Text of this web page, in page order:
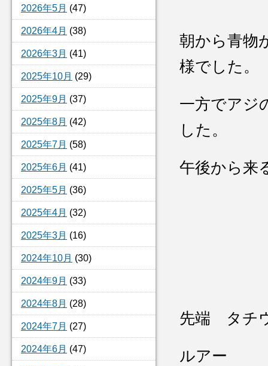
2026年5月 (47)
2026年4月 (38)
2026年3月 (41)
2025年10月 (29)
2025年9月 (37)
2025年8月 (42)
2025年7月 (58)
2025年6月 (41)
2025年5月 (36)
2025年4月 (32)
2025年3月 (16)
2024年10月 (30)
2024年9月 (33)
2024年8月 (28)
2024年7月 (27)
2024年6月 (47)
朝から青物
様でした。
一方でアジ
した。
午後から来
先端 タチ
ルアー